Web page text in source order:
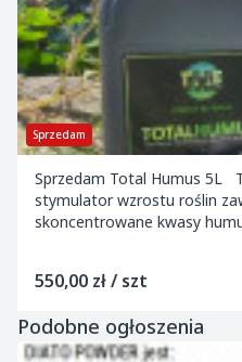
Sprzedam
Sprzedam Total Humus 5L
stymulator wzrostu roślin
skoncentrowane kwasy
550,00 zł / szt
Podobne ogłoszenia